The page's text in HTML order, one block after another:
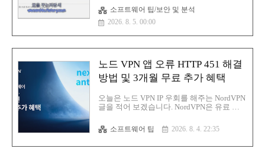
는 호텔 레스토랑 등의 Wi-Fi(와이파이) 네트
워크를 표적으로 삼은 전 세계적인 공격 캠
페인이며 APT29로도 알려진 러시아의 위협
동은 사이버보안 기업 릴리아퀘스트
(ReliaQuest)의 보고서를 통해 공개된 바 있
으며 해당 보고서에서는 공격자가 Wi-Fi 기
기의 DNS 설정을 변경해 마이크로소프트
365 계정을 탈취한 방법을 상세히 설명했습
니다.마이크로소프트는 배후를 미드나이트
블리자드의 하위 클러스터인 스
톰-2945(Storm-2945) 로 추적된 러시아 해커
소프트웨어 팁/보안 및 분석
2026. 8. 5. 00:00
노드 VPN 앱 오류 HTTP 451 해결
방법 및 3개월 무료 추가 혜택
오늘은 노드 VPN IP 우회를 해주는 NordVPN
글을 적어 보겠습니다. NordVPN은 유료 개
리눅스를 지원하고 있으며 스마트폰에서는
안드로이드와 iOS 를 지원을 하고 있습니다.
소프트웨어 팁 2026. 8. 4. 22:35